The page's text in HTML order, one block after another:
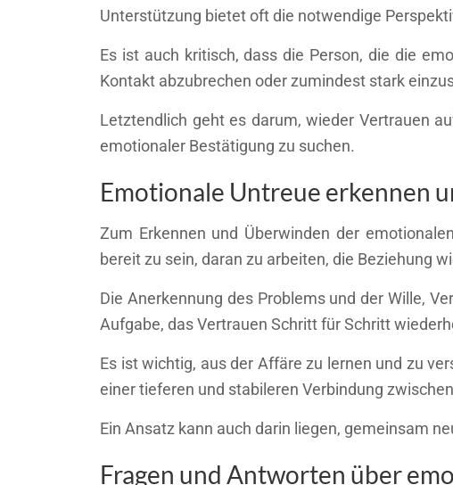
Unterstützung bietet oft die notwendige
Es ist auch kritisch, dass die Person, die die
Kontakt abzubrechen oder zumindest stark
Letztendlich geht es darum, wieder Vertrauen
emotionaler Bestätigung zu suchen.
Emotionale Untreue erkennen
Zum Erkennen und Überwinden der
bereit zu sein, daran zu arbeiten, die Beziehung
Die Anerkennung des Problems und der Wille,
Aufgabe, das Vertrauen Schritt für Schritt
Es ist wichtig, aus der Affäre zu lernen und zu
einer tieferen und stabileren Verbindung
Ein Ansatz kann auch darin liegen, gemeinsam
Fragen und Antworten über